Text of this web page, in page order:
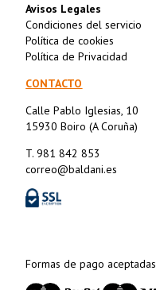
Avisos Legales
Condiciones del servicio
Política de cookies
Política de Privacidad
CONTACTO
Calle Pablo Iglesias, 10
15930 Boiro (A Coruña)
T. 981 842 853
correo@baldani.es
Formas de pago aceptadas